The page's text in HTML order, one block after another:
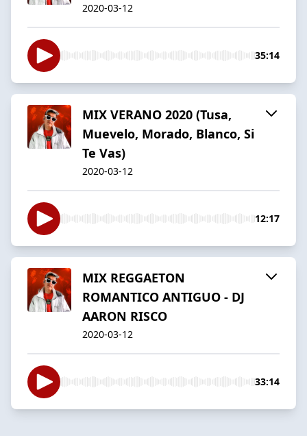
2020-03-12
35:14
MIX VERANO 2020 (Tusa,
Muevelo, Morado, Blanco, Si
Te Vas)
2020-03-12
12:17
MIX REGGAETON
ROMANTICO ANTIGUO - DJ
AARON RISCO
2020-03-12
33:14